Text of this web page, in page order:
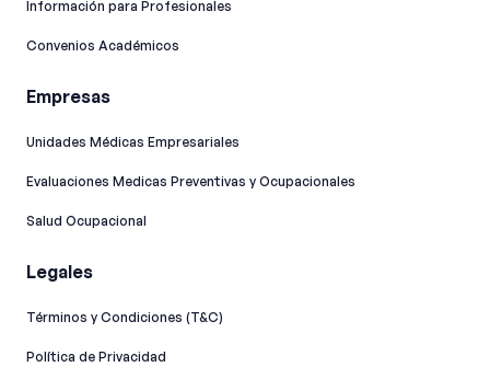
Información para Profesionales
Convenios Académicos
Empresas
Unidades Médicas Empresariales
Evaluaciones Medicas Preventivas y Ocupacionales
Salud Ocupacional
Legales
Términos y Condiciones (T&C)
Política de Privacidad